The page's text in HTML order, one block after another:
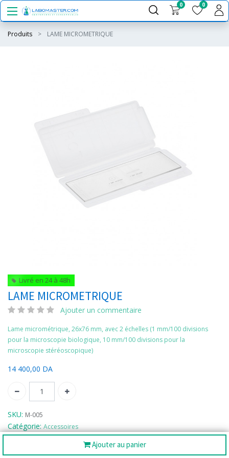
0 0
Produits LAME MICROMETRIQUE
Ajouter au panier
Livré en 24 à 48h
LAME MICROMETRIQUE
Ajouter un commentaire
Lame micrométrique, 26x76 mm, avec 2 échelles (1 mm/100 divisions
pour la microscopie biologique, 10 mm/100 divisions pour la
microscopie stéréoscopique)
14 400,00 DA
SKU: M-005
Catégorie: Accessoires
Partager :